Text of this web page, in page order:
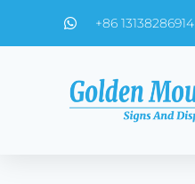
+86 13138286914